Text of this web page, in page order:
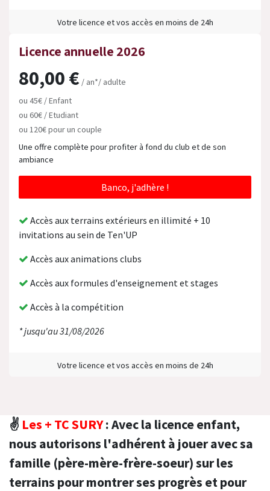
Votre licence et vos accès en moins de 24h
Licence annuelle 2026
80,00 € / an*/ adulte
ou 45€ / Enfant
ou 60€ / Etudiant
ou 120€ pour un couple
Une offre complète pour profiter à fond du club et de son
ambiance
Banco, j'adhère !
Accès aux terrains extérieurs en illimité + 10
invitations au sein de Ten'UP
Accès aux animations clubs
Accès aux formules d'enseignement et stages
Accès à la compétition
* jusqu'au 31/08/2026
Votre licence et vos accès en moins de 24h
✌ Les + TC SURY: Avec la licence enfant,
nous autorisons l'adhérent à jouer avec sa
famille (père-mère-frère-soeur) sur les
terrains pour montrer ses progrès et pour